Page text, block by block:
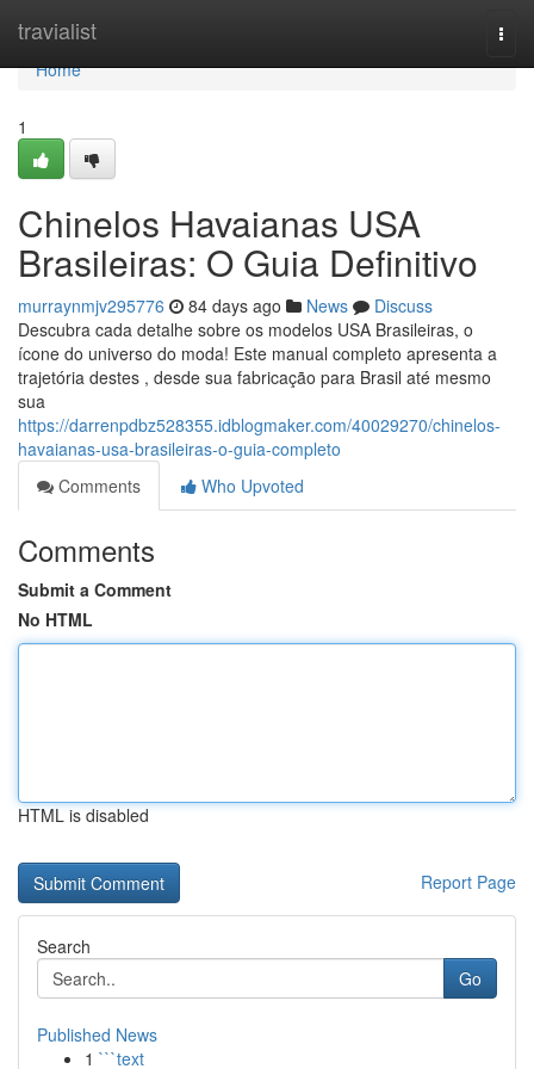
travialist
Home
Home
1
Chinelos Havaianas USA
Brasileiras: O Guia Definitivo
murraynmjv295776 84 days ago News
Discuss
Descubra cada detalhe sobre os modelos USA Brasileiras, o
ícone do universo do moda! Este manual completo apresenta a
trajetória destes , desde sua fabricação para Brasil até mesmo
sua
https://darrenpdbz528355.idblogmaker.com/40029270/chinelos-
havaianas-usa-brasileiras-o-guia-completo
Comments
Who Upvoted
Comments
Submit a Comment
No HTML
HTML is disabled
Report Page
Search
Go
Published News
1 ```text